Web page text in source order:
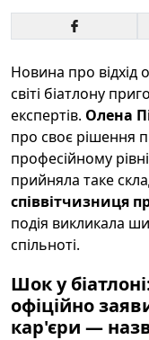
Новина про відхід
світі біатлону
експертів. Олена
про своє рішення
професійному
прийняла таке
співвітчизниця
подія викликала
спільноті.
Шок у
офіційно
кар'єри —